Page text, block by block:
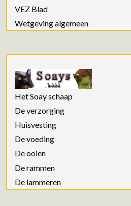
VEZ Blad
Wetgeving algemeen
Het Soay schaap
De verzorging
Huisvesting
De voeding
De ooien
De rammen
De lammeren